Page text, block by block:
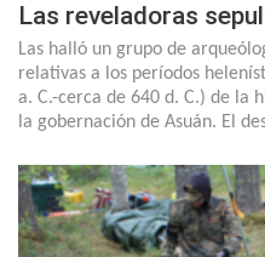
Las reveladoras
Las halló un grupo de
relativas a los períodos
a. C.-cerca de 640 d. C.) de la
la gobernación de Asuán. El